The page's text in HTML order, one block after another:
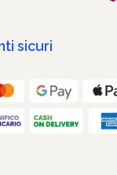
sicuri